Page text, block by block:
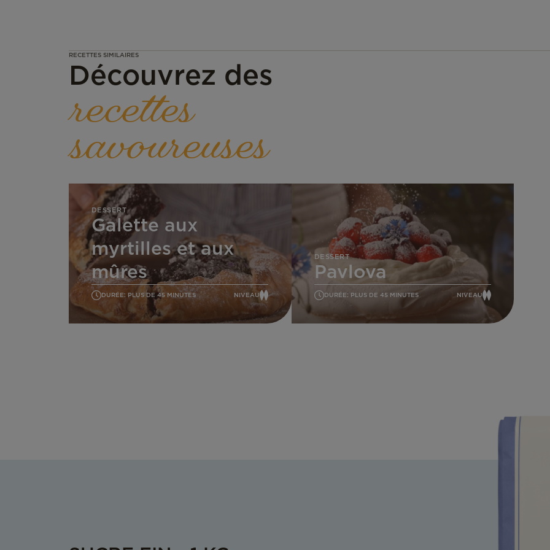
RECETTES SIMILAIRES
Découvrez des
recettes
savoureuses
DESSERT
Galette aux
myrtilles et aux
mûres
DURÉE: PLUS DE 45 MINUTES NIVEAU
MOYEN
myrtilles
et
aux
mûres
DESSERT
Pavlova
DURÉE: PLUS DE 45 MINUTES NIVEAU
MOYEN